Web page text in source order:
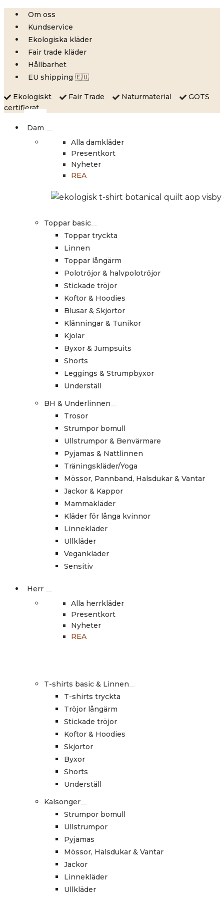
Skip
content
Om oss
Kundservice
Ekologiska kläder
Fair trade kläder
Hållbarhet
EU shipping 🇪🇺
Ekologiskt Fair Trade Naturmaterial
GOTS
certifierat
Dam
Alla damkläder
Presentkort
Nyheter
REA
Toppar basic
Toppar tryckta
Linnen
Toppar långärm
Polotröjor & halvpolotröjor
Stickade tröjor
Koftor & Hoodies
Blusar & Skjortor
Klänningar & Tunikor
Kjolar
Byxor & Jumpsuits
Shorts
Leggings & Strumpbyxor
Underställ
BH & Underlinnen
Trosor
Strumpor bomull
Ullstrumpor & Benvärmare
Pyjamas & Nattlinnen
Träningskläder/Yoga
Mössor, Pannband, Halsdukar & Vantar
Jackor & Kappor
Mammakläder
Kläder för långa kvinnor
Linnekläder
Ullkläder
Vegankläder
Sensitiv
Herr
Alla herrkläder
Presentkort
Nyheter
REA
T-shirts basic & Linnen
T-shirts tryckta
Tröjor långärm
Stickade tröjor
Koftor & Hoodies
Skjortor
Byxor
Shorts
Underställ
Kalsonger
Strumpor bomull
Ullstrumpor
Pyjamas
Mössor, Halsdukar & Vantar
Jackor
Linnekläder
Ullkläder